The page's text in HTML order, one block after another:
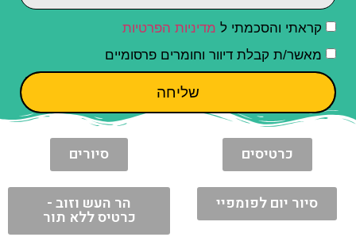
קראתי והסכמתי ל מדיניות הפרטיות
מאשר/ת קבלת דיוור וחומרים פרסומיים
שליחה
כרטיסים סיורים
סיור יום לפומפיי הר העש וזוב -
כרטיס ללא תור